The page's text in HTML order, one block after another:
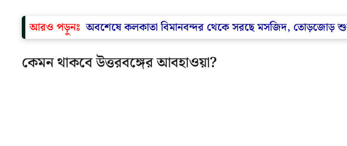
আরও পড়ুনঃঅবশেষে কলকাতা বিমানবন্দর থেকে সরছে মসজিদ, তোড়জোড়
কেমন থাকবে উত্তরবঙ্গের আবহাওয়া?